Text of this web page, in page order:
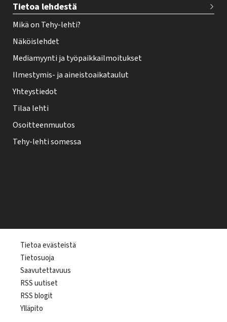
Tietoa lehdestä
Mikä on Tehy-lehti?
Näköislehdet
Mediamyynti ja työpaikkailmoitukset
Ilmestymis- ja aineistoaikataulut
Yhteystiedot
Tilaa lehti
Osoitteenmuutos
Tehy-lehti somessa
Tietoa evästeistä
Tietosuoja
Saavutettavuus
RSS uutiset
RSS blogit
Ylläpito